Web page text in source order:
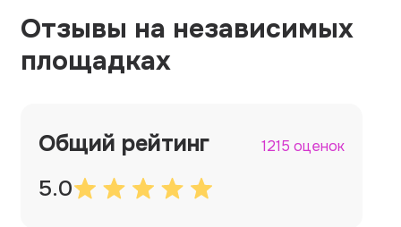
Отзывы на независимых
площадках
Общий рейтинг 1215 оценок
5.0